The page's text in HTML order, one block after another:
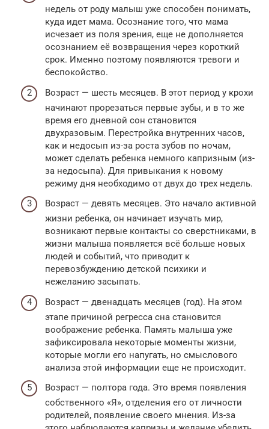
недель от роду малыш уже способен понимать,
куда идет мама. Осознание того, что мама
исчезает из поля зрения, еще не дополняется
осознанием её возвращения через короткий
срок. Именно поэтому появляются тревоги и
беспокойство.
Возраст — шесть месяцев. В этот период у крохи
начинают прорезаться первые зубы, и в то же
время его дневной сон становится
двухразовым. Перестройка внутренних часов,
как и недосып из-за роста зубов по ночам,
может сделать ребенка немного капризным (из-
за недосыпа). Для привыкания к новому
режиму дня необходимо от двух до трех недель.
Возраст — девять месяцев. Это начало активной
жизни ребенка, он начинает изучать мир,
возникают первые контакты со сверстниками, в
жизни малыша появляется всё больше новых
людей и событий, что приводит к
перевозбуждению детской психики и
нежеланию засыпать.
Возраст — двенадцать месяцев (год). На этом
этапе причиной регресса сна становится
воображение ребенка. Память малыша уже
зафиксировала некоторые моменты жизни,
которые могли его напугать, но смыслового
анализа этой информации еще не происходит.
Возраст — полтора года. Это время появления
собственного «Я», отделения его от личности
родителей, появление своего мнения. Из-за